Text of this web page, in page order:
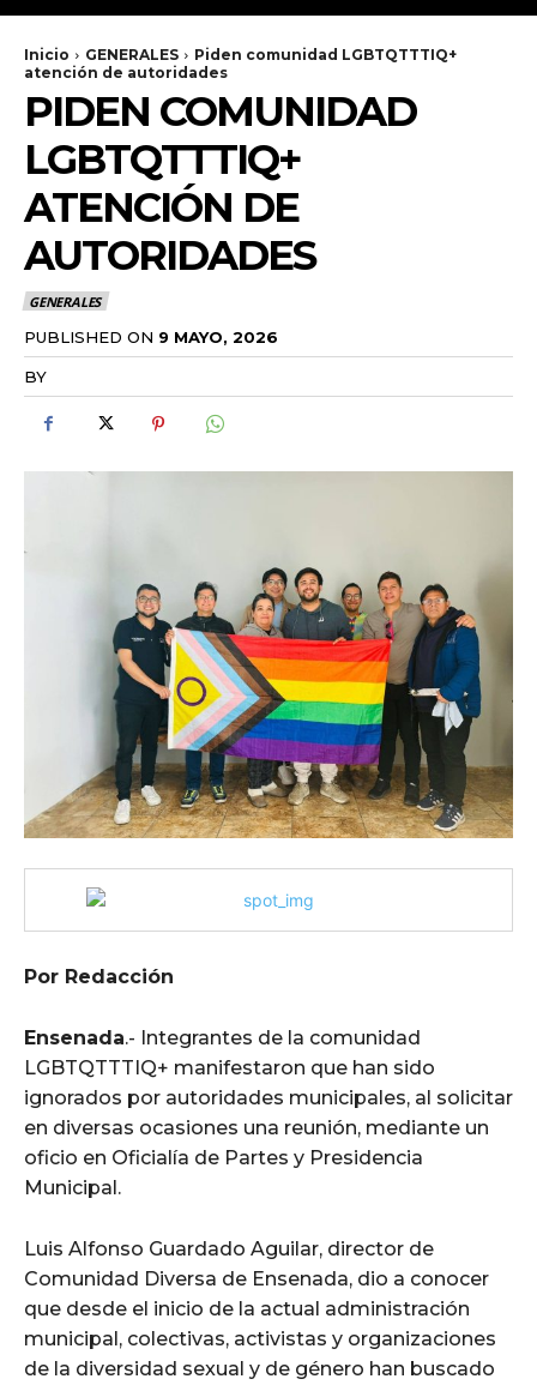
Inicio GENERALES
Piden comunidad LGBTQTTTIQ+
atención de autoridades
PIDEN COMUNIDAD
LGBTQTTTIQ+
ATENCIÓN DE
AUTORIDADES
GENERALES
PUBLISHED ON 9 MAYO, 2026
BY
Por Redacción
Ensenada.- Integrantes de la comunidad
LGBTQTTTIQ+ manifestaron que han sido
ignorados por autoridades municipales, al solicitar
en diversas ocasiones una reunión, mediante un
oficio en Oficialía de Partes y Presidencia
Municipal.
Luis Alfonso Guardado Aguilar, director de
Comunidad Diversa de Ensenada, dio a conocer
que desde el inicio de la actual administración
municipal, colectivas, activistas y organizaciones
de la diversidad sexual y de género han buscado